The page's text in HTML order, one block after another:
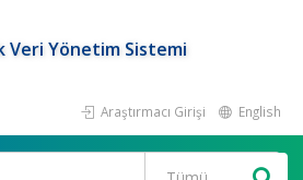
Veri Yönetim Sistemi
Araştırmacı Girişi English